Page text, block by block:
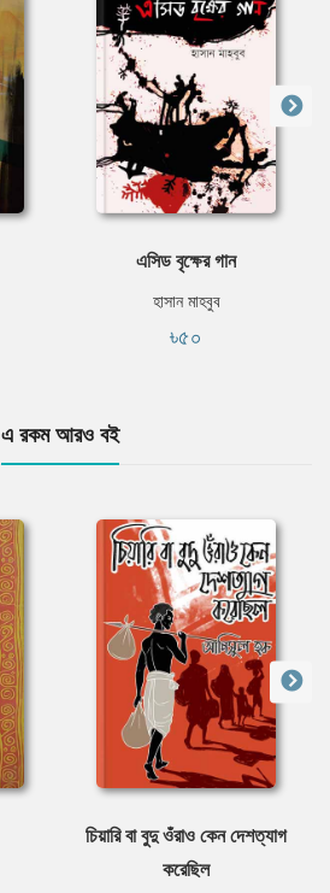
এসিড বৃক্ষের গান
হাসান মাহবুব
৳৫০
এ রকম আরও বই
চিয়ারি বা বুদু ওঁরাও কেন দেশত্যাগ
করেছিল